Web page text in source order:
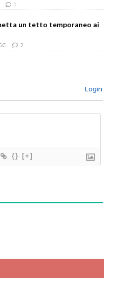
1
un tetto temporaneo ai
2
Login
{} [+]